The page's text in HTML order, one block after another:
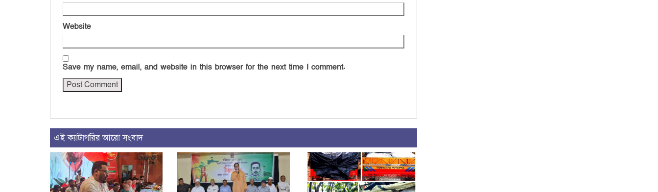
Website
Save my name, email, and website in this browser for the next time I comment.
এই ক্যাটাগরির আরো সংবাদ